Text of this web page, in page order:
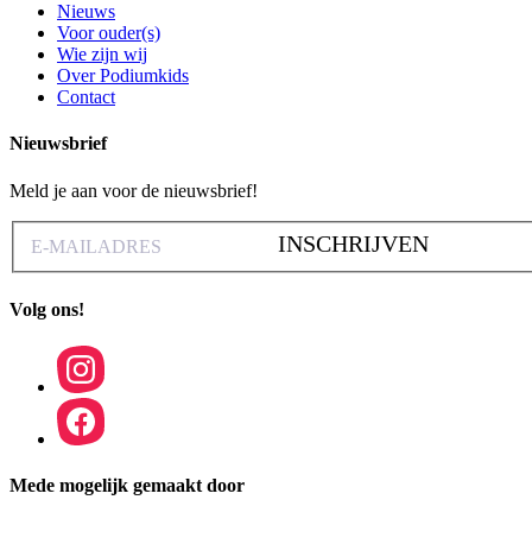
Nieuws
Voor ouder(s)
Wie zijn wij
Over Podiumkids
Contact
Nieuwsbrief
Meld je aan voor de nieuwsbrief!
INSCHRIJVEN
Volg ons!
Mede mogelijk gemaakt door